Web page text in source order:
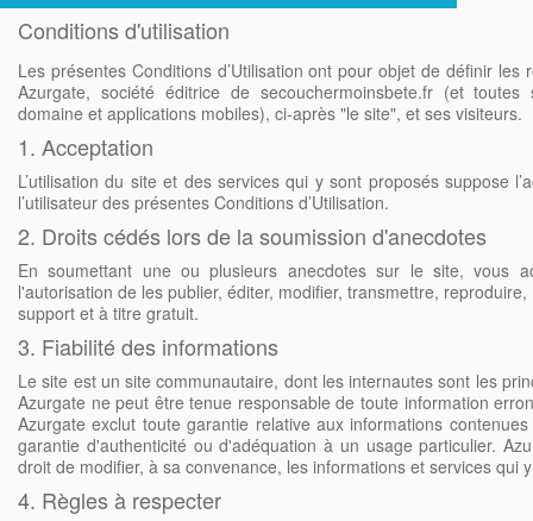
Conditions d'utilisation
Les présentes Conditions d’Utilisation ont pour objet de définir les
Azurgate, société éditrice de secouchermoinsbete.fr (et
domaine et applications mobiles), ci-après "le site", et ses visiteurs.
1. Acceptation
L’utilisation du site et des services qui y sont proposés suppose
l’utilisateur des présentes Conditions d’Utilisation.
2. Droits cédés lors de la soumission d'anecdotes
En soumettant une ou plusieurs anecdotes sur le site, vous
l'autorisation de les publier, éditer, modifier, transmettre,
support et à titre gratuit.
3. Fiabilité des informations
Le site est un site communautaire, dont les internautes sont les
Azurgate ne peut être tenue responsable de toute information
Azurgate exclut toute garantie relative aux informations
garantie d'authenticité ou d'adéquation à un usage particulier.
droit de modifier, à sa convenance, les informations et services qui
4. Règles à respecter